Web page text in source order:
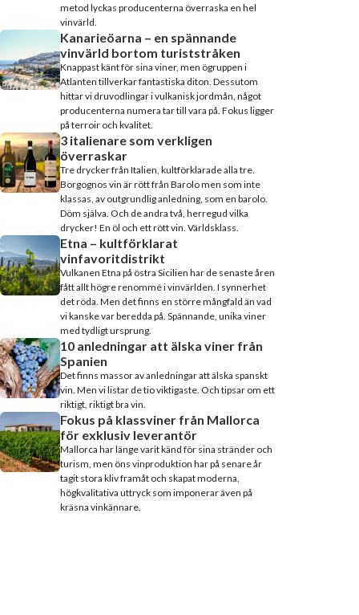
metod lyckas producenterna överraska en hel
vinvärld.
Kanarieöarna – en spännande
vinvärld bortom turiststråken
Knappast känt för sina viner, men ögruppen i
Atlanten tillverkar fantastiska diton. Dessutom
hittar vi druvodlingar i vulkanisk jordmån, något
producenterna numera tar till vara på. Fokus ligger
på terroir och kvalitet.
3 italienare som verkligen
överraskar
Tre drycker från Italien, kultförklarade alla tre.
Borgognos vin är rött från Barolo men som inte
klassas, av outgrundlig anledning, som en barolo.
Döm själva. Och de andra två, herregud vilka
drycker! En öl och ett rött vin. Världsklass.
Etna – kultförklarat
vinfavoritdistrikt
Vulkanen Etna på östra Sicilien har de senaste åren
fått allt högre renommé i vinvärlden. I synnerhet
det röda. Men det finns en större mångfald än vad
vi kanske var beredda på. Spännande, unika viner
med tydligt ursprung.
10 anledningar att älska viner från
Spanien
Det finns massor av anledningar att älska spanskt
vin. Men vi listar de tio viktigaste. Och tipsar om ett
riktigt, riktigt bra vin.
Fokus på klassviner från Mallorca
för exklusiv leverantör
Mallorca har länge varit känd för sina stränder och
turism, men öns vinproduktion har på senare år
tagit stora kliv framåt och skapat moderna,
högkvalitativa uttryck som imponerar även på
kräsna vinkännare.